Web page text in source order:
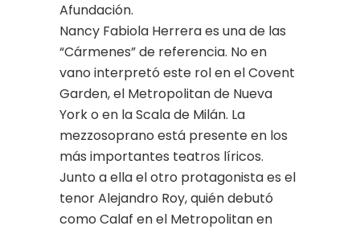
Afundación.
Nancy Fabiola Herrera es una de las
“Cármenes” de referencia. No en
vano interpretó este rol en el Covent
Garden, el Metropolitan de Nueva
York o en la Scala de Milán. La
mezzosoprano está presente en los
más importantes teatros líricos.
Junto a ella el otro protagonista es el
tenor Alejandro Roy, quién debutó
como Calaf en el Metropolitan en